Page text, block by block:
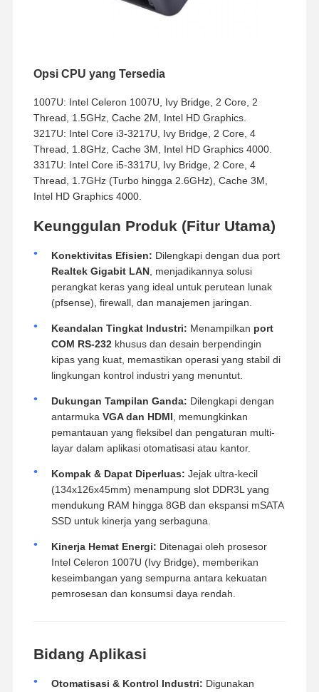
Opsi CPU yang Tersedia
1007U: Intel Celeron 1007U, Ivy Bridge, 2 Core, 2
Thread, 1.5GHz, Cache 2M, Intel HD Graphics.
3217U: Intel Core i3-3217U, Ivy Bridge, 2 Core, 4
Thread, 1.8GHz, Cache 3M, Intel HD Graphics 4000.
3317U: Intel Core i5-3317U, Ivy Bridge, 2 Core, 4
Thread, 1.7GHz (Turbo hingga 2.6GHz), Cache 3M,
Intel HD Graphics 4000.
Keunggulan Produk (Fitur Utama)
Konektivitas Efisien: Dilengkapi dengan dua port
Realtek Gigabit LAN, menjadikannya solusi
perangkat keras yang ideal untuk perutean lunak
(pfsense), firewall, dan manajemen jaringan.
Keandalan Tingkat Industri: Menampilkan port
COM RS-232khusus dan desain berpendingin
kipas yang kuat, memastikan operasi yang stabil di
lingkungan kontrol industri yang menuntut.
Dukungan Tampilan Ganda: Dilengkapi dengan
antarmuka VGA dan HDMI , memungkinkan
pemantauan yang fleksibel dan pengaturan multi-
layar dalam aplikasi otomatisasi atau kantor.
Kompak & Dapat Diperluas: Jejak ultra-kecil
(134x126x45mm) menampung slot DDR3L yang
mendukung RAM hingga 8GB dan ekspansi mSATA
SSD untuk kinerja yang serbaguna.
Kinerja Hemat Energi: Ditenagai oleh prosesor
Intel Celeron 1007U (Ivy Bridge), memberikan
keseimbangan yang sempurna antara kekuatan
pemrosesan dan konsumsi daya rendah.
Bidang Aplikasi
Otomatisasi & Kontrol Industri: Digunakan